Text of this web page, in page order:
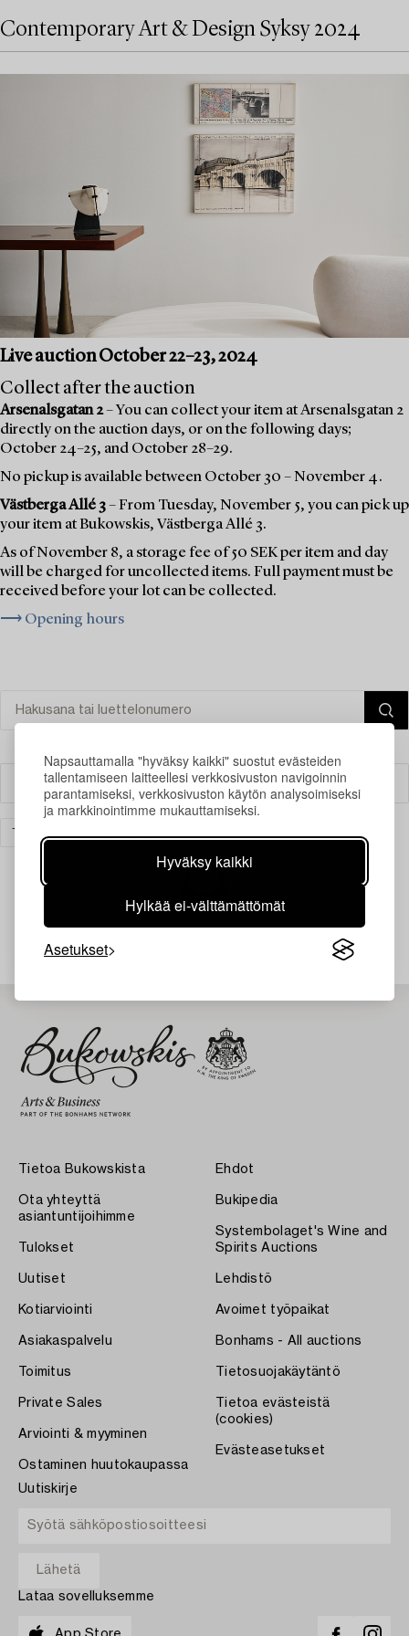
Napsauttamalla "hyväksy kaikki" suostut evästeiden
tallentamiseen laitteellesi verkkosivuston navigoinnin
parantamiseksi, verkkosivuston käytön analysoimiseksi
ja markkinointimme mukauttamiseksi.
Hyväksy kaikki
Hylkää ei-välttämättömät
Asetukset
Contemporary Art & Design Syksy 2024
Live auction October 22–23, 2024
Collect after the auction
Arsenalsgatan 2– You can collect your item at Arsenalsgatan 2
directly on the auction days, or on the following days;
October 24–25, and October 28–29.
No pickup is available between October 30 – November 4.
Västberga Allé 3– From Tuesday, November 5, you can pick up
your item at Bukowskis, Västberga Allé 3.
As of November 8, a storage fee of 50 SEK per item and day
will be charged for uncollected items. Full payment must be
received before your lot can be collected.
⟶ Opening hours
Suodatin
Juuri nyt ei löytynyt hakuasi vastaavia kohteita.
Tietoa Bukowskista
Ota yhteyttä
asiantuntijoihimme
Tulokset
Uutiset
Kotiarviointi
Asiakaspalvelu
Toimitus
Private Sales
Arviointi & myyminen
Ostaminen huutokaupassa
Ehdot
Bukipedia
Systembolaget's Wine and
Spirits Auctions
Lehdistö
Avoimet työpaikat
Bonhams - All auctions
Tietosuojakäytäntö
Tietoa evästeistä
(cookies)
Evästeasetukset
Uutiskirje
Lataa sovelluksemme